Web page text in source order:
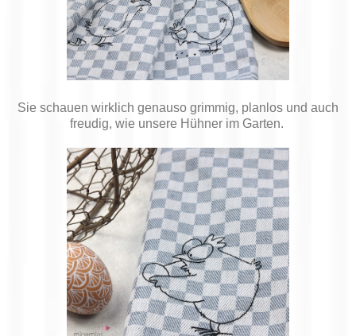
Sie schauen wirklich genauso grimmig, planlos und auch
freudig, wie unsere Hühner im Garten.